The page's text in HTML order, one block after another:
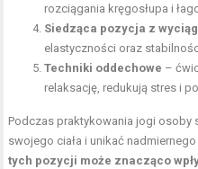
rozciągania kręgosłupa i
Siedząca pozycja z
elastyczności oraz
Techniki oddechowe –
relaksację, redukują stres i
Podczas praktykowania jogi osoby
swojego ciała i unikać nadmiernego
tych pozycji może znacząco